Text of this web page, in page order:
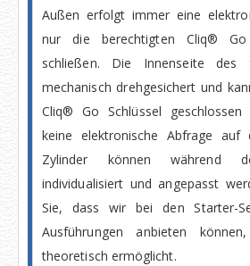
Außen erfolgt immer eine
nur die berechtigten Cliq® Go
schließen. Die Innenseite des
mechanisch drehgesichert und
Cliq® Go Schlüssel
keine elektronische Abfrage auf
Zylinder können während
individualisiert und angepasst
Sie, dass wir bei den Starter-
Ausführungen anbieten
theoretisch ermöglicht.